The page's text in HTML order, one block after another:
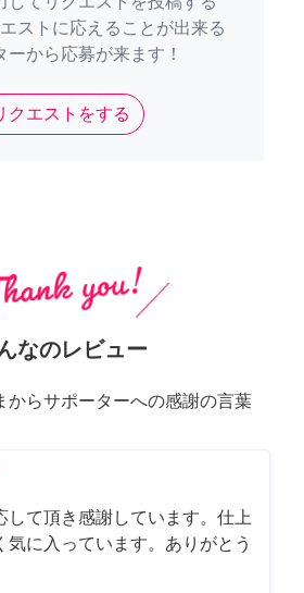
ストに応えることが出来る
ーから応募が来ます！
クエストをする
なのレビュー
からサポーターへの感謝の言葉
して頂き感謝しています。仕上
気に入っています。ありがとう